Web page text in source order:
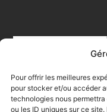
Pour offrir les meilleures
pour stocker et/ou accéder
technologies nous
ou les ID uniques sur ce